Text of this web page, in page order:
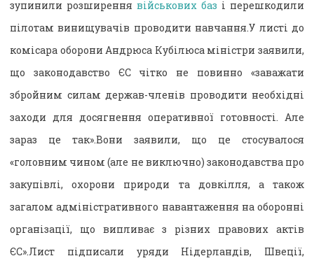
зупинили розширення військових баз і перешкодили
пілотам винищувачів проводити навчання.У листі до
комісара оборони Андрюса Кубілюса міністри заявили,
що законодавство ЄС чітко не повинно «заважати
збройним силам держав-членів проводити необхідні
заходи для досягнення оперативної готовності. Але
зараз це так».Вони заявили, що це стосувалося
«головним чином (але не виключно) законодавства про
закупівлі, охорони природи та довкілля, а також
загалом адміністративного навантаження на оборонні
організації, що випливає з різних правових актів
ЄС».Лист підписали уряди Нідерландів, Швеції,